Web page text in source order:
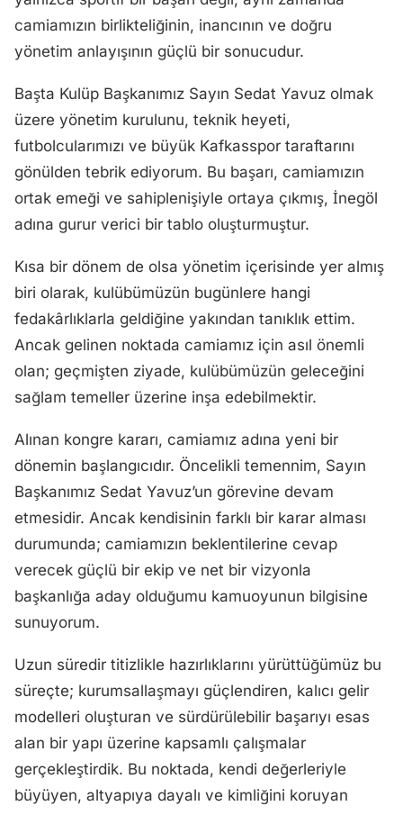
camiamızın birlikteliğinin, inancının ve doğru
yönetim anlayışının güçlü bir sonucudur.
Başta Kulüp Başkanımız Sayın Sedat Yavuz olmak
üzere yönetim kurulunu, teknik heyeti,
futbolcularımızı ve büyük Kafkasspor taraftarını
gönülden tebrik ediyorum. Bu başarı, camiamızın
ortak emeği ve sahiplenişiyle ortaya çıkmış, İnegöl
adına gurur verici bir tablo oluşturmuştur.
Kısa bir dönem de olsa yönetim içerisinde yer almış
biri olarak, kulübümüzün bugünlere hangi
fedakârlıklarla geldiğine yakından tanıklık ettim.
Ancak gelinen noktada camiamız için asıl önemli
olan; geçmişten ziyade, kulübümüzün geleceğini
sağlam temeller üzerine inşa edebilmektir.
Alınan kongre kararı, camiamız adına yeni bir
dönemin başlangıcıdır. Öncelikli temennim, Sayın
Başkanımız Sedat Yavuz’un görevine devam
etmesidir. Ancak kendisinin farklı bir karar alması
durumunda; camiamızın beklentilerine cevap
verecek güçlü bir ekip ve net bir vizyonla
başkanlığa aday olduğumu kamuoyunun bilgisine
sunuyorum.
Uzun süredir titizlikle hazırlıklarını yürüttüğümüz bu
süreçte; kurumsallaşmayı güçlendiren, kalıcı gelir
modelleri oluşturan ve sürdürülebilir başarıyı esas
alan bir yapı üzerine kapsamlı çalışmalar
gerçekleştirdik. Bu noktada, kendi değerleriyle
büyüyen, altyapıya dayalı ve kimliğini koruyan